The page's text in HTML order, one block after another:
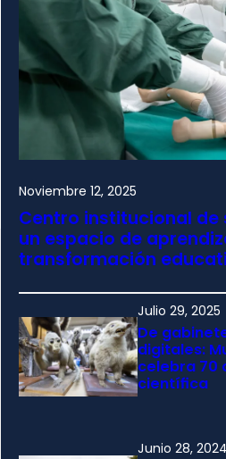
Noviembre 12, 2025
Centro institucional de
un espacio de
transformación
Julio 29, 2025
De
digitales:
celebra 70
científica
Junio 28, 2024